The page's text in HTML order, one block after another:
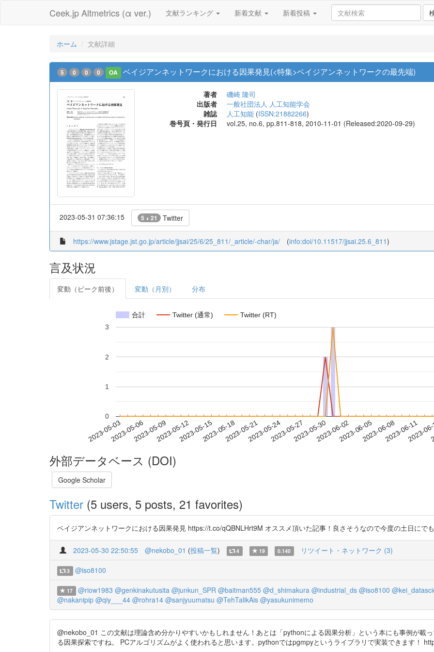
Ceek.jp Altmetrics (α ver.) 文献ランキング 新着文献 新着投稿
ホーム 文献詳細
5 0 0 0 OA ベイジアンネットワークにおける因果発見(<特集>ベイジアンネットワークの最先端)
著者
磯崎 隆司
出版者
一般社団法人 人工知能学会
雑誌
人工知能 (ISSN:21882266)
巻号頁・発行日
vol.25, no.6, pp.811-818, 2010-11-01 (Released:2020-09-29)
2023-05-31 07:36:15 5 + 21 Twitter
https://www.jstage.jst.go.jp/article/jjsai/25/6/25_811/_article/-char/ja/ (info:doi/10.11517/jjsai.25.6_811)
言及状況
変動（ピーク前後） 変動（月別） 分布
合計 Twitter (通常) Twitter (RT)
2023-05-032023-05-062023-05-092023-05-122023-05-152023-05-182023-05-212023-05-242023-05-272023-05-302023-06-022023-06-052023-06-082023-06-11
2023-
0
1
2
3
外部データベース (DOI)
Google Scholar
Twitter (5 users, 5 posts, 21 favorites)
ベイジアンネットワークにおける因果発見 https://t.co/qQBNLHrt9M オススメ頂いた記事！良さそうなので今度の土日にで
2023-05-30 22:50:55 @nekobo_01 (投稿一覧) 4 19 0.140 リツイート・ネットワーク (3)
3 @iso8100
17 @riow1983 @genkinakutusita @junkun_SPR @baitman555 @d_shimakura @industrial_ds @iso8100
@nakanipip @qiy___44 @rohra14 @sanjyuumatsu @TehTalikAis @yasukunimemo
@nekobo_01 この文献は理論含め分かりやすいかもしれません！あとは「pythonによる因果分析」という本にも事例が載
る因果探索ですね。 PCアルゴリズムがよく使われると思います。pythonではpgmpyというライブラリで実装できます！